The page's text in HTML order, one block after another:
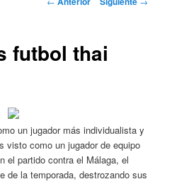
futbol thai
un jugador más individualista y
visto como un jugador de equipo
el partido contra el Málaga, el
de la temporada, destrozando sus